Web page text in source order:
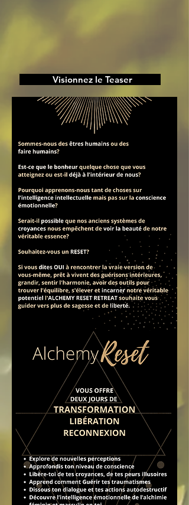
Visionnez le Teaser